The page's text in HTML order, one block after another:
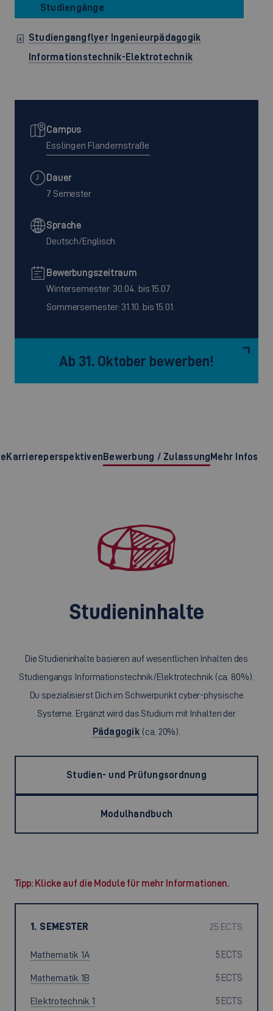
Studiengänge
Studiengangflyer Ingenieurpädagogik
Informationstechnik-Elektrotechnik
Campus
Esslingen Flandernstraße
Dauer
7 Semester
Sprache
Deutsch/Englisch
Bewerbungszeitraum
Wintersemester: 30.04. bis 15.07.
Sommersemester: 31.10. bis 15.01.
Ab 31. Oktober bewerben!
Karriereperspektiven Bewerbung / Zulassung Mehr Infos
Studieninhalte
Die Studieninhalte basieren auf wesentlichen Inhalten des
Studiengangs Informationstechnik/Elektrotechnik (ca. 80%).
Du spezialisierst Dich im Schwerpunkt cyber-physische
Systeme. Ergänzt wird das Studium mit Inhalten der
Pädagogik (ca. 20%).
Studien- und Prüfungsordnung
Modulhandbuch
Tipp: Klicke auf die Module für mehr Informationen.
1. SEMESTER 25 ECTS
Mathematik 1A 5 ECTS
Mathematik 1B 5 ECTS
Elektrotechnik 1 5 ECTS